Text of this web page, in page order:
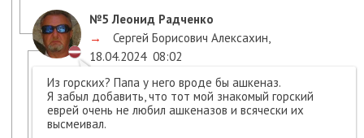
№5 Леонид Радченко
→
Сергей Борисович Алексахин,
18.04.2024 08:02
Из горских? Папа у него вроде бы ашкеназ.
Я забыл добавить, что тот мой знакомый горский
еврей очень не любил ашкеназов и всячески их
высмеивал.